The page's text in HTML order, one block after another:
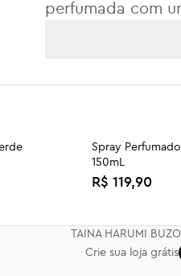
perfumada com
Spray
150mL
R$ 119,90
TAINA HARUMI BUZO
Crie sua loja grátis